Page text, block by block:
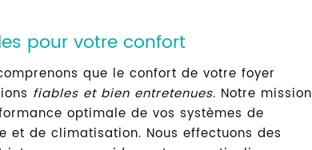
pour votre confort
comprenons que le confort de votre foyer
fiables et bien entretenues. Notre mission
optimale de vos systèmes de
et de climatisation. Nous effectuons des